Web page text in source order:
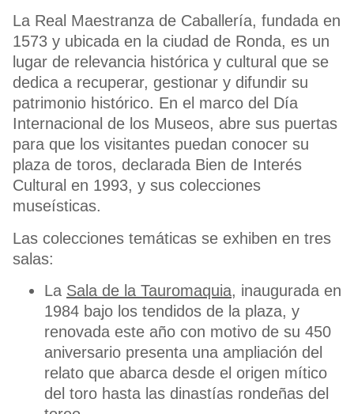
La Real Maestranza de Caballería, fundada en
1573 y ubicada en la ciudad de Ronda, es un
lugar de relevancia histórica y cultural que se
dedica a recuperar, gestionar y difundir su
patrimonio histórico. En el marco del Día
Internacional de los Museos, abre sus puertas
para que los visitantes puedan conocer su
plaza de toros, declarada Bien de Interés
Cultural en 1993, y sus colecciones
museísticas.
Las colecciones temáticas se exhiben en tres
salas:
La Sala de la Tauromaquia, inaugurada en
1984 bajo los tendidos de la plaza, y
renovada este año con motivo de su 450
aniversario presenta una ampliación del
relato que abarca desde el origen mítico
del toro hasta las dinastías rondeñas del